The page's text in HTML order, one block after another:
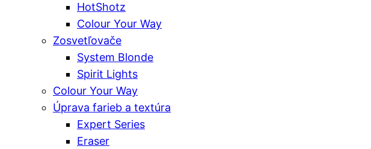
HotShotz
Colour Your Way
Zosvetľovače
System Blonde
Spirit Lights
Colour Your Way
Úprava farieb a textúra
Expert Series
Eraser